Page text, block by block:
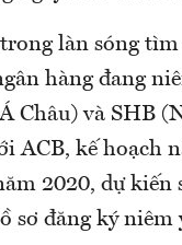
làn sóng
hàng đang
Châu) và SHB
ACB, kế hoạch
2020, dự kiến
sơ đăng ký niêm